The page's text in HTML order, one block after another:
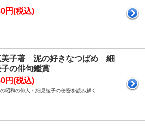
円(税込)
美子著 泥の好きなつばめ 細
子の俳句鑑賞
円(税込)
昭和の俳人・細見綾子の秘密を読み解く